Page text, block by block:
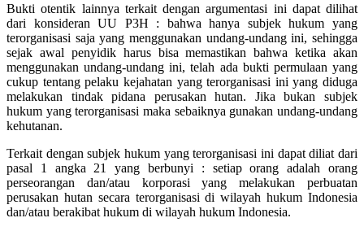
Bukti otentik lainnya terkait dengan argumentasi ini dapat dilihat
dari konsideran UU P3H : bahwa hanya subjek hukum yang
terorganisasi saja yang menggunakan undang-undang ini, sehingga
sejak awal penyidik harus bisa memastikan bahwa ketika akan
menggunakan undang-undang ini, telah ada bukti permulaan yang
cukup tentang pelaku kejahatan yang terorganisasi ini yang diduga
melakukan tindak pidana perusakan hutan. Jika bukan subjek
hukum yang terorganisasi maka sebaiknya gunakan undang-undang
kehutanan.
Terkait dengan subjek hukum yang terorganisasi ini dapat diliat dari
pasal 1 angka 21 yang berbunyi : setiap orang adalah orang
perseorangan dan/atau korporasi yang melakukan perbuatan
perusakan hutan secara terorganisasi di wilayah hukum Indonesia
dan/atau berakibat hukum di wilayah hukum Indonesia.